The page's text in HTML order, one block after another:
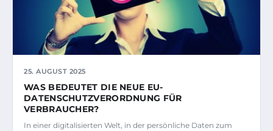
25. AUGUST 2025
WAS BEDEUTET DIE NEUE EU-
DATENSCHUTZVERORDNUNG FÜR
VERBRAUCHER?
In einer digitalisierten Welt, in der persönliche Daten zum